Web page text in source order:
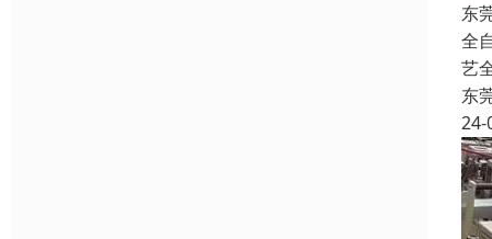
东
全
艺
东
24-